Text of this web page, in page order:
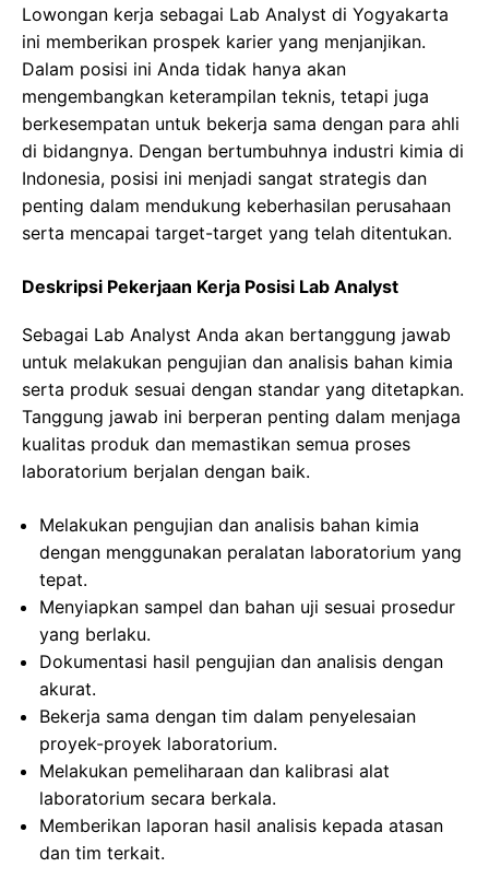
Lowongan kerja sebagai Lab Analyst di Yogyakarta
ini memberikan prospek karier yang menjanjikan.
Dalam posisi ini Anda tidak hanya akan
mengembangkan keterampilan teknis, tetapi juga
berkesempatan untuk bekerja sama dengan para ahli
di bidangnya. Dengan bertumbuhnya industri kimia di
Indonesia, posisi ini menjadi sangat strategis dan
penting dalam mendukung keberhasilan perusahaan
serta mencapai target-target yang telah ditentukan.
Deskripsi Pekerjaan Kerja Posisi Lab Analyst
Sebagai Lab Analyst Anda akan bertanggung jawab
untuk melakukan pengujian dan analisis bahan kimia
serta produk sesuai dengan standar yang ditetapkan.
Tanggung jawab ini berperan penting dalam menjaga
kualitas produk dan memastikan semua proses
laboratorium berjalan dengan baik.
Melakukan pengujian dan analisis bahan kimia
dengan menggunakan peralatan laboratorium yang
tepat.
Menyiapkan sampel dan bahan uji sesuai prosedur
yang berlaku.
Dokumentasi hasil pengujian dan analisis dengan
akurat.
Bekerja sama dengan tim dalam penyelesaian
proyek-proyek laboratorium.
Melakukan pemeliharaan dan kalibrasi alat
laboratorium secara berkala.
Memberikan laporan hasil analisis kepada atasan
dan tim terkait.